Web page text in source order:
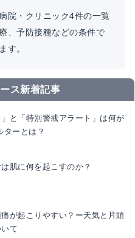
院・クリニック4件の一覧
、予防接種などの条件で
す。
ス新着記事
と「特別警戒アラート」は何が
ターとは？
肌に何を起こすのか？
が起こりやすい？ー天気と片頭
て